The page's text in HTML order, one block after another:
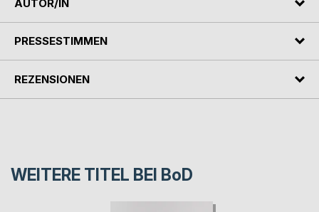
AUTOR/IN
PRESSESTIMMEN
REZENSIONEN
WEITERE TITEL BEI BoD